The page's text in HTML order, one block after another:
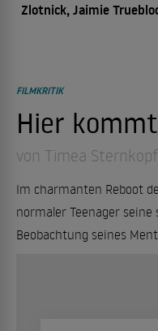
Zlotnick, Jaimie
FILMKRITIK
Hier
von Timea Sternkopf
Im charmanten Reboot
normaler Teenager
Beobachtung seines